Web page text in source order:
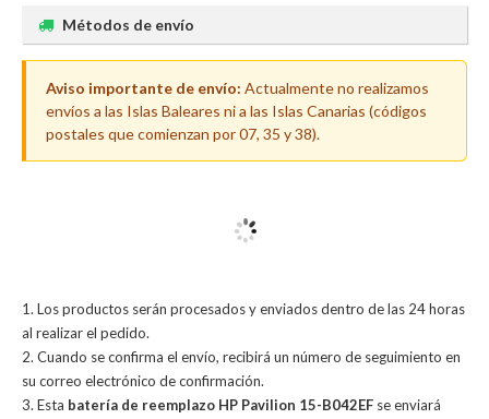
Métodos de envío
Aviso importante de envío: Actualmente no realizamos
envíos a las Islas Baleares ni a las Islas Canarias (códigos
postales que comienzan por 07, 35 y 38).
Los productos serán procesados y enviados dentro de las 24 horas
al realizar el pedido.
Cuando se confirma el envío, recibirá un número de seguimiento en
su correo electrónico de confirmación.
Esta batería de reemplazo HP Pavilion 15-B042EF se enviará